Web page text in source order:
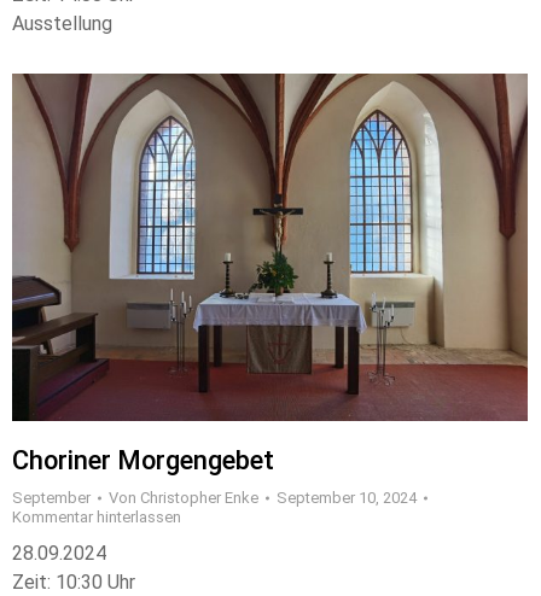
Ausstellung
Choriner Morgengebet
September Von Christopher Enke
September 10, 2024
Kommentar hinterlassen
28.09.2024
Zeit: 10:30 Uhr